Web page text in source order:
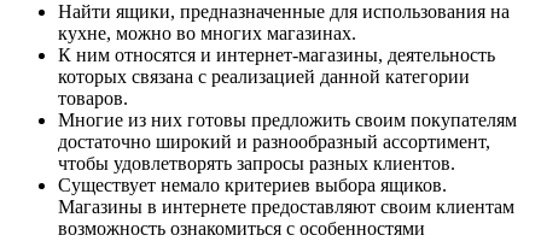
Найти ящики, предназначенные для использования на
кухне, можно во многих магазинах.
К ним относятся и интернет-магазины, деятельность
которых связана с реализацией данной категории
товаров.
Многие из них готовы предложить своим покупателям
достаточно широкий и разнообразный ассортимент,
чтобы удовлетворять запросы разных клиентов.
Существует немало критериев выбора ящиков.
Магазины в интернете предоставляют своим клиентам
возможность ознакомиться с особенностями